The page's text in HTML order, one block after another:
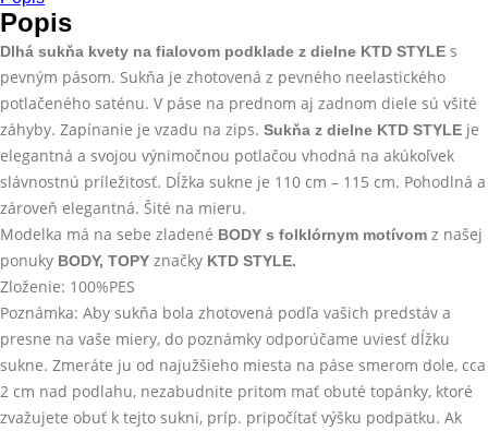
fialovom
z
dielne
KTD
STYLE
Popis
Dlhá sukňa kvety na fialovom podklade z dielne KTD STYLE s
pevným pásom. Sukňa je zhotovená z pevného neelastického
potlačeného saténu. V páse na prednom aj zadnom diele sú všité
záhyby. Zapínanie je vzadu na zips. Sukňa z dielne KTD STYLE je
elegantná a svojou výnimočnou potlačou vhodná na akúkoľvek
slávnostnú príležitosť. Dĺžka sukne je 110 cm – 115 cm. Pohodlná a
zároveň elegantná. Šité na mieru.
Modelka má na sebe zladené BODY s folklórnym motívom z našej
ponuky BODY, TOPY značky KTD STYLE.
Zloženie: 100%PES
Poznámka: Aby sukňa bola zhotovená podľa vašich predstáv a
presne na vaše miery, do poznámky odporúčame uviesť dĺžku
sukne. Zmeráte ju od najužšieho miesta na páse smerom dole, cca
2 cm nad podlahu, nezabudnite pritom mať obuté topánky, ktoré
zvažujete obuť k tejto sukni, príp. pripočítať výšku podpätku. Ak